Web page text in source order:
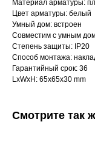
Материал арматуры:
Цвет арматуры: белый
Умный дом: встроен
Совместим с умным
Степень защиты: IP20
Способ монтажа:
Гарантийный срок: 36
LxWxH: 65x65x30 mm
Смотрите так